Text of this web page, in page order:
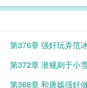
第376章 强奸玩弄范
第372章 潜规则于小
娜扎4
第368章 和唐嫣强奸